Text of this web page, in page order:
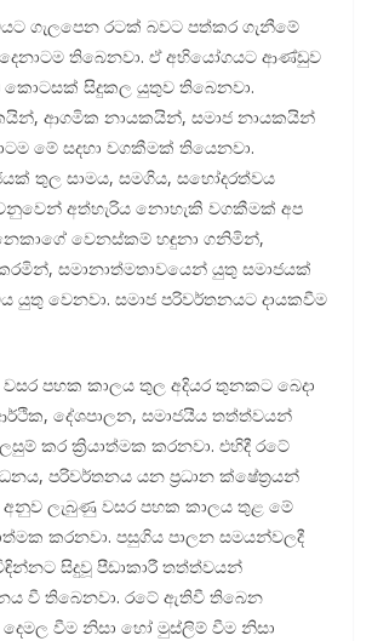
ගැලපෙන රටක් බවට පත්කර ගැනීමේ
තිබෙනවා. ඒ අභියෝගයට ආණ්ඩුව
කොටසක් සිදුකල යුතුව තිබෙනවා.
ආගමික නායකයින්, සමාජ නායකයින්
මේ සදහා වගකීමක් තියෙනවා.
තුල සාමය, සමගිය, සහෝදරත්වය
අත්හැරිය නොහැකි වගකීමක් අප
වෙනස්කම් හඳුනා ගනිමින්,
සමානාත්මතාවයෙන් යුතු සමාජයක්
යුතු වෙනවා. සමාජ පරිවර්තනයට දායකවීම
පහක කාලය තුල අදියර තුනකට බෙදා
දේශපාලන, සමාජයීය තත්ත්වයන්
කර ක්‍රියාත්මක කරනවා. එහිදී රටේ
පරිවර්තනය යන ප්‍රධාන ක්ෂේත්‍රයන්
ලැබුණු වසර පහක කාලය තුළ මේ
කරනවා. පසුගිය පාලන සමයන්වලදී
සිදුවූ පීඩාකාරී තත්ත්වයන්
වී තිබෙනවා. රටේ ඇතිවී තිබෙන
දෙමල වීම නිසා හෝ මුස්ලිම් වීම නිසා